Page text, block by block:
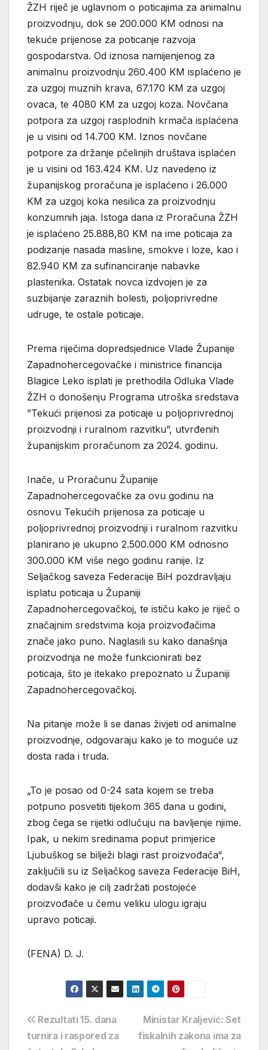
ŽZH riječ je uglavnom o poticajima za animalnu
proizvodnju, dok se 200.000 KM odnosi na
tekuće prijenose za poticanje razvoja
gospodarstva. Od iznosa namijenjenog za
animalnu proizvodnju 260.400 KM isplaćeno je
za uzgoj muznih krava, 67.170 KM za uzgoj
ovaca, te 4080 KM za uzgoj koza. Novčana
potpora za uzgoj rasplodnih krmača isplaćena
je u visini od 14.700 KM. Iznos novčane
potpore za držanje pčelinjih društava isplaćen
je u visini od 163.424 KM. Uz navedeno iz
županijskog proračuna je isplaćeno i 26.000
KM za uzgoj koka nesilica za proizvodnju
konzumnih jaja. Istoga dana iz Proračuna ŽZH
je isplaćeno 25.888,80 KM na ime poticaja za
podizanje nasada masline, smokve i loze, kao i
82.940 KM za sufinanciranje nabavke
plastenika. Ostatak novca izdvojen je za
suzbijanje zaraznih bolesti, poljoprivredne
udruge, te ostale poticaje.
Prema riječima dopredsjednice Vlade Županije
Zapadnohercegovačke i ministrice financija
Blagice Leko isplati je prethodila Odluka Vlade
ŽZH o donošenju Programa utroška sredstava
”Tekući prijenosi za poticaje u poljoprivrednoj
proizvodnji i ruralnom razvitku”, utvrđenih
županijskim proračunom za 2024. godinu.
Inače, u Proračunu Županije
Zapadnohercegovačke za ovu godinu na
osnovu Tekućih prijenosa za poticaje u
poljoprivrednoj proizvodnji i ruralnom razvitku
planirano je ukupno 2.500.000 KM odnosno
300.000 KM više nego godinu ranije. Iz
Seljačkog saveza Federacije BiH pozdravljaju
isplatu poticaja u Županiji
Zapadnohercegovačkoj, te ističu kako je riječ o
značajnim sredstvima koja proizvođačima
znače jako puno. Naglasili su kako današnja
proizvodnja ne može funkcionirati bez
poticaja, što je itekako prepoznato u Županiji
Zapadnohercegovačkoj.
Na pitanje može li se danas živjeti od animalne
proizvodnje, odgovaraju kako je to moguće uz
dosta rada i truda.
„To je posao od 0-24 sata kojem se treba
potpuno posvetiti tijekom 365 dana u godini,
zbog čega se rijetki odlučuju na bavljenje njime.
Ipak, u nekim sredinama poput primjerice
Ljubuškog se bilježi blagi rast proizvođača“,
zaključili su iz Seljačkog saveza Federacije BiH,
dodavši kako je cilj zadržati postojeće
proizvođače u čemu veliku ulogu igraju
upravo poticaji.
(FENA) D. J.
Navigacija
Ministar Kraljević: Set
fiskalnih zakona ima za
Rezultati 15. dana
turnira i raspored za